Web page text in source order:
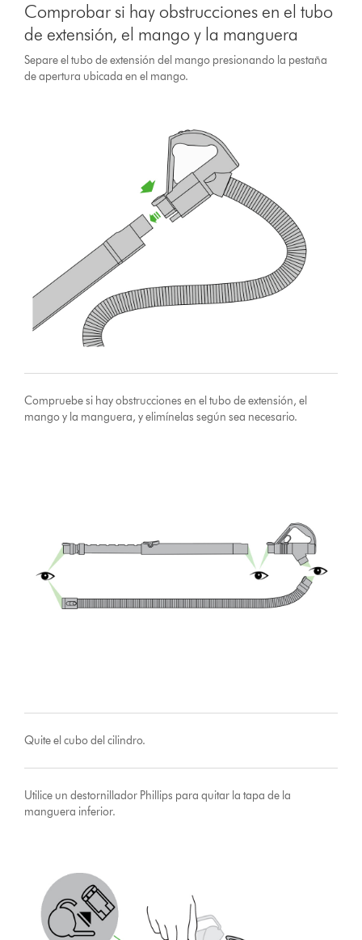
Comprobar si hay obstrucciones en el tubo
de extensión, el mango y la manguera
Separe el tubo de extensión del mango presionando la pestaña
de apertura ubicada en el mango.
Compruebe si hay obstrucciones en el tubo de extensión, el
mango y la manguera, y elimínelas según sea necesario.
Quite el cubo del cilindro.
Utilice un destornillador Phillips para quitar la tapa de la
manguera inferior.